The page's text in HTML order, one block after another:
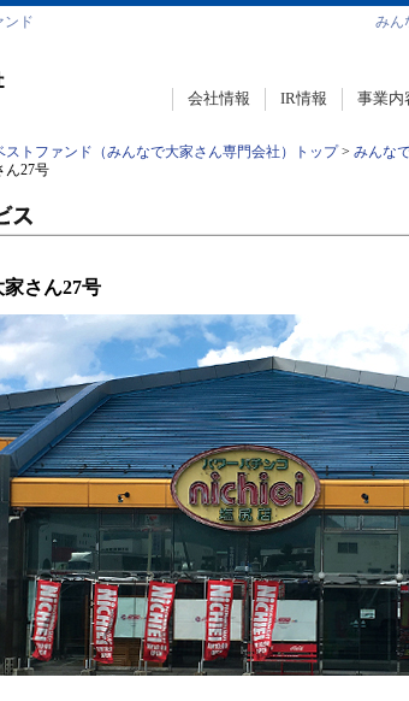
ンド みん
会社情報 IR情報 事業内
ストファンド（みんなで大家さん専門会社）トップ
みんな
ん27号
さん27号